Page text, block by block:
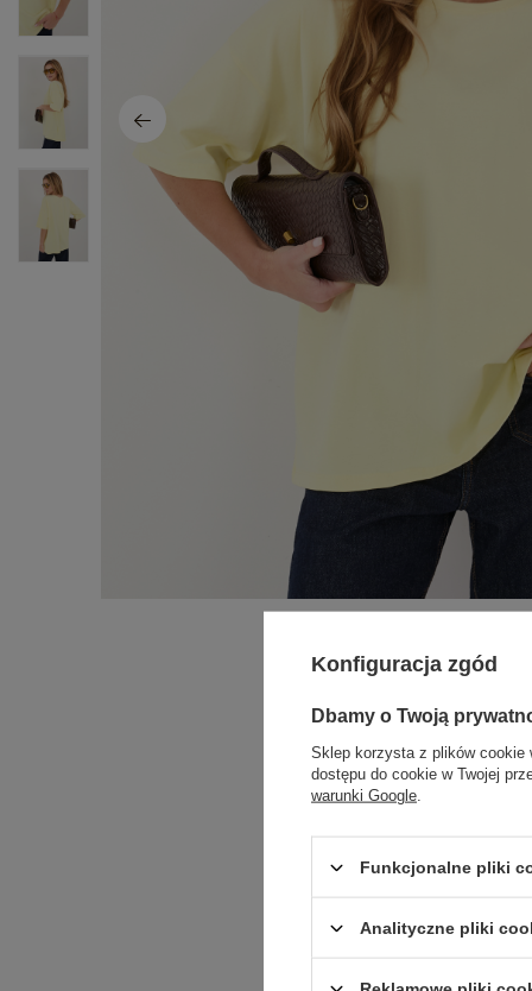
Konfiguracja zgód
Dbamy o Twoją
Sklep korzysta z plików cookie
dostępu do cookie w Twojej
warunki Google
Funkcjonalne pliki
Analityczne pliki